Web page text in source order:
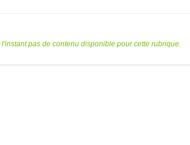
pas de contenu disponible pour cette rubrique.